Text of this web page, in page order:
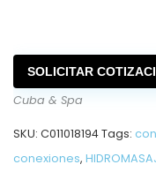
SOLICITAR
Cuba & Spa
SKU: C011018194Tags:
conexiones,